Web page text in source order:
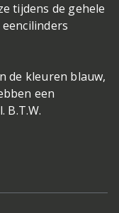
tijdens de gehele
de kleuren blauw,
een
B.T.W.